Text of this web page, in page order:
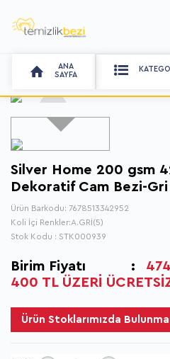
ANA
SAYFA
Ana Sayfa
Silver Home 200 gsm 42x68
Silver Home 200 gsm
Dekoratif Cam Bezi-Gri
Ürün Barkodu: 7678513342952
Koli İçi Renkler:A.GRİ(5)
Stok Kodu : STK000939
Birim Fiyatı :
400 TL ÜZERİ
Ürün Stoklarımızda